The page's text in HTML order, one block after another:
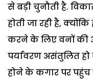
से बड़ी चुनौती है.
होती जा रही है,
करने के लिए वनों की
पर्यावरण असंतुलित
होने के कगार पर पहुंच